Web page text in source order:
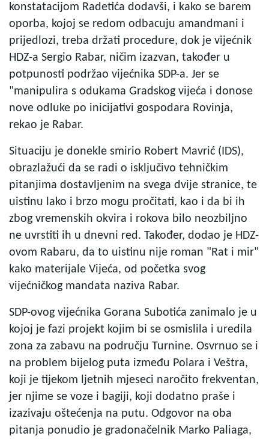
konstatacijom Radetića dodavši, i kako se barem
oporba, kojoj se redom odbacuju amandmani i
prijedlozi, treba držati procedure, dok je vijećnik
HDZ-a Sergio Rabar, ničim izazvan, također u
potpunosti podržao vijećnika SDP-a. Jer se
"manipulira s odukama Gradskog vijeća i donose
nove odluke po inicijativi gospodara Rovinja,
rekao je Rabar.
Situaciju je donekle smirio Robert Mavrić (IDS),
obrazlažući da se radi o isključivo tehničkim
pitanjima dostavljenim na svega dvije stranice, te
uistinu lako i brzo mogu pročitati, kao i da bi ih
zbog vremenskih okvira i rokova bilo neozbiljno
ne uvrstiti ih u dnevni red. Također, dodao je HDZ-
ovom Rabaru, da to uistinu nije roman "Rat i mir"
kako materijale Vijeća, od početka svog
vijećničkog mandata naziva Rabar.
SDP-ovog vijećnika Gorana Subotića zanimalo je u
kojoj je fazi projekt kojim bi se osmislila i uredila
zona za zabavu na području Turnine. Osvrnuo se i
na problem bijelog puta između Polara i Veštra,
koji je tijekom ljetnih mjeseci naročito frekventan,
jer njime se voze i bagiji, koji dodatno praše i
izazivaju oštećenja na putu. Odgovor na oba
pitanja ponudio je gradonačelnik Marko Paliaga,